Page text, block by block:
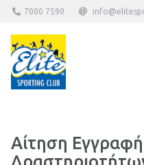
7000 7590
Αίτηση